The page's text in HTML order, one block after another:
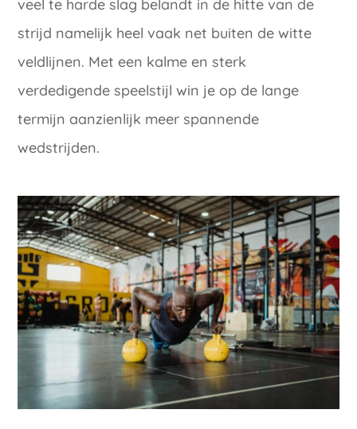
veel te harde slag belandt in de hitte van de
strijd namelijk heel vaak net buiten de witte
veldlijnen. Met een kalme en sterk
verdedigende speelstijl win je op de lange
termijn aanzienlijk meer spannende
wedstrijden.